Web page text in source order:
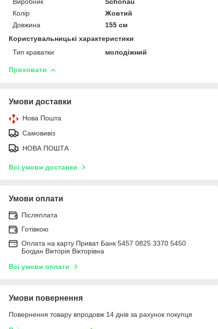
Колір
Жовтий
Довжина
155 см
Користувальницькі характеристики
Тип краватки
молодіжний
Приховати
Умови доставки
Нова Пошта
Самовивіз
НОВА ПОШТА
Всі умови доставки
Умови оплати
Післяплата
Готівкою
Оплата на карту Приват Банк 5457 0825 3370 5450
Богдан Вікторія Вікторівна
Всі умови оплати
Умови повернення
Повернення товару впродовж 14 днів за рахунок покупця